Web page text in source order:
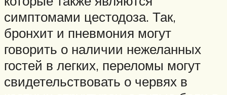
симптомами цестодоза. Так,
бронхит и пневмония могут
говорить о наличии нежеланных
гостей в легких, переломы могут
свидетельствовать о червях в